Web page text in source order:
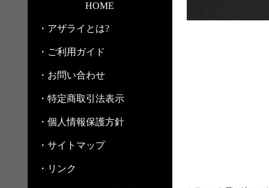
HOME
・アザライとは?
・ご利用ガイド
・お問い合わせ
・特定商取引法表示
・個人情報保護方針
・サイトマップ
・リンク